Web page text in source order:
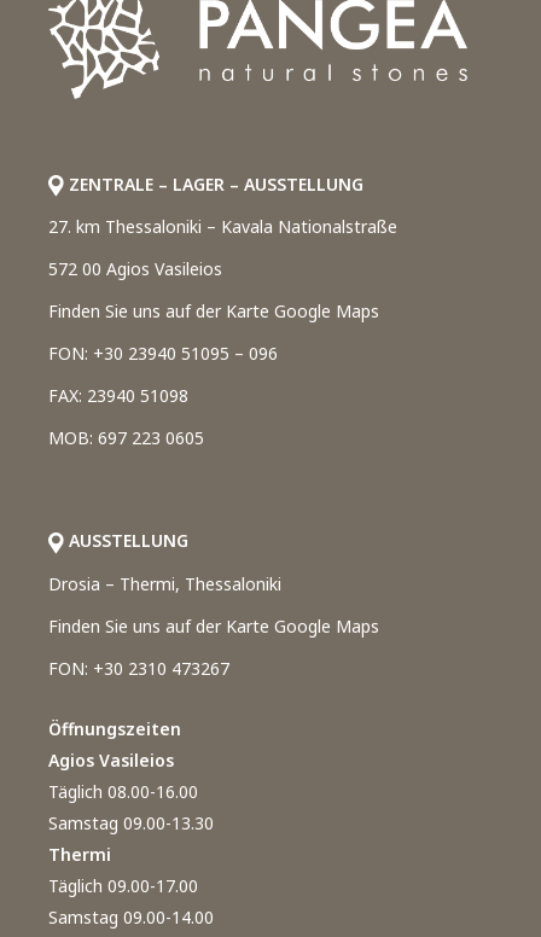
ZENTRALE – LAGER – AUSSTELLUNG
27. km Thessaloniki – Kavala Nationalstraße
572 00 Agios Vasileios
Finden Sie uns auf der Karte Google Maps
FON: +30 23940 51095 – 096
FAX: 23940 51098
MOB: 697 223 0605
AUSSTELLUNG
Drosia – Thermi, Thessaloniki
Finden Sie uns auf der Karte Google Maps
FON: +30 2310 473267
Öffnungszeiten
Agios Vasileios
Täglich 08.00-16.00
Samstag 09.00-13.30
Thermi
Täglich 09.00-17.00
Samstag 09.00-14.00